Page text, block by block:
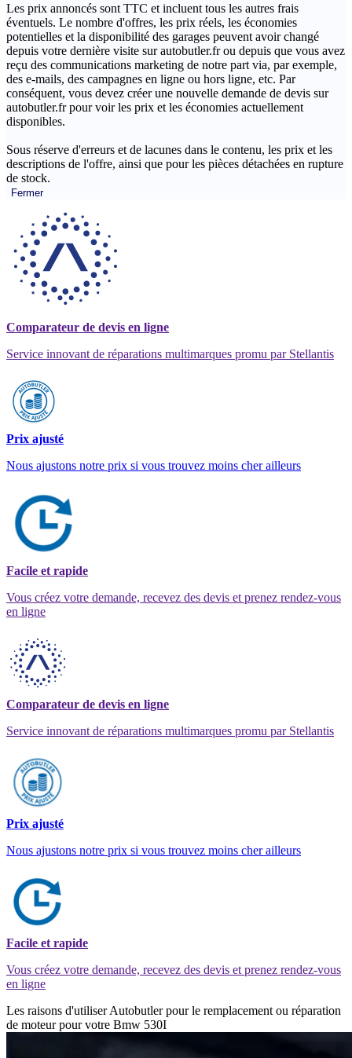
Les prix annoncés sont TTC et incluent tous les autres frais
éventuels. Le nombre d'offres, les prix réels, les économies
potentielles et la disponibilité des garages peuvent avoir changé
depuis votre dernière visite sur autobutler.fr ou depuis que vous avez
reçu des communications marketing de notre part via, par exemple,
des e-mails, des campagnes en ligne ou hors ligne, etc. Par
conséquent, vous devez créer une nouvelle demande de devis sur
autobutler.fr pour voir les prix et les économies actuellement
disponibles.
Sous réserve d'erreurs et de lacunes dans le contenu, les prix et les
descriptions de l'offre, ainsi que pour les pièces détachées en rupture
de stock.
Fermer
Comparateur de devis en ligne
Service innovant de réparations multimarques promu par Stellantis
Prix ajusté
Nous ajustons notre prix si vous trouvez moins cher ailleurs
Facile et rapide
Vous créez votre demande, recevez des devis et prenez rendez-vous
en ligne
Comparateur de devis en ligne
Service innovant de réparations multimarques promu par Stellantis
Prix ajusté
Nous ajustons notre prix si vous trouvez moins cher ailleurs
Facile et rapide
Vous créez votre demande, recevez des devis et prenez rendez-vous
en ligne
Les raisons d'utiliser Autobutler pour le remplacement ou réparation
de moteur pour votre Bmw 530I